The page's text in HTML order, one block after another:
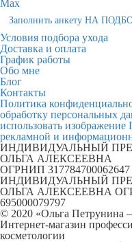
Max
Заполнить анкету НА
Условия подбора ухода
Доставка и оплата
График работы
Обо мне
Блог
Контакты
Политика
обработку персональных
использовать изображение
рекламной и
ИНДИВИДУАЛЬНЫЙ
ОЛЬГА АЛЕКСЕЕВНА
ОГРНИП
ИНДИВИДУАЛЬНЫЙ
ОЛЬГА АЛЕКСЕЕВНА
695000079797
© 2020 «Ольга Петрунина
Интернет-магазин
косметологии